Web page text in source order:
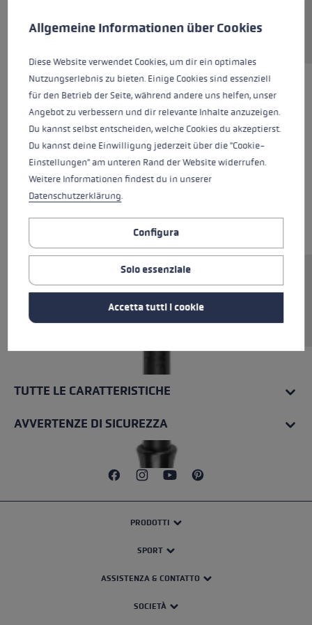
Ersatzsegment (Mittelteil) für LEKI FX.One
Stöcke. Abmessungen: 11,3x200mm.
TUTTE LE CARATTERISTICHE
AVVERTENZE DI SICUREZZA
PRODOTTI
SPORT
ASSISTENZA & CONTATTO
SOCIETÀ
Preferenze per i cookie
Allgemeine Informationen über Cookies
Diese Website verwendet Cookies, um dir ein optimales
Nutzungserlebnis zu bieten. Einige Cookies sind essenziell
für den Betrieb der Seite, während andere uns helfen, unser
Angebot zu verbessern und dir relevante Inhalte anzuzeigen.
Du kannst selbst entscheiden, welche Cookies du akzeptierst.
Du kannst deine Einwilligung jederzeit über die "Cookie-
Einstellungen" am unteren Rand der Website widerrufen.
Weitere Informationen findest du in unserer
Datenschutzerklärung.
Configura
Solo essenziale
Accetta tutti i cookie